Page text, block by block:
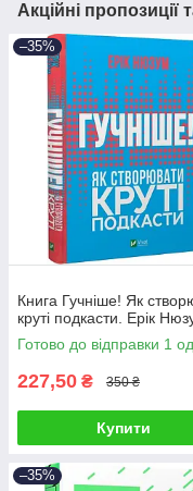
Акційні пропозиції
–35%
Книга Гучніше! Як
круті подкасти. Ерік
Готово до відправки 1
227,50 ₴ 350 ₴
Купити
–35%